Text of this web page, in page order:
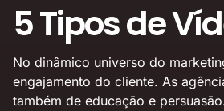
5 Tipos de
No dinâmico universo do
engajamento do cliente. As
também de educação e